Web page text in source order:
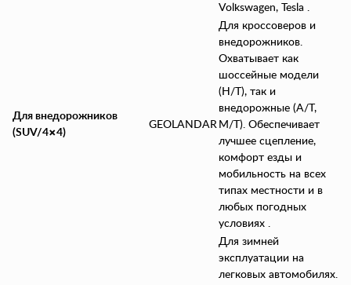
Volkswagen, Tesla .
Для внедорожников
(SUV/4×4)
GEOLANDAR
Для кроссоверов и
внедорожников.
Охватывает как
шоссейные модели
(H/T), так и
внедорожные (A/T,
M/T). Обеспечивает
лучшее сцепление,
комфорт езды и
мобильность на всех
типах местности и в
любых погодных
условиях .
Для зимней
эксплуатации на
легковых автомобилях.